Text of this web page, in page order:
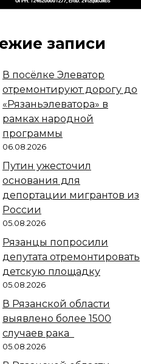
записи
В посёлке Элеватор
отремонтируют дорогу до
«Рязаньэлеватора» в
рамках народной
программы
06.08.2026
Путин ужесточил
основания для
депортации мигрантов из
России
05.08.2026
Рязанцы попросили
депутата отремонтировать
детскую площадку
05.08.2026
В Рязанской области
выявлено более 1500
случаев рака
05.08.2026